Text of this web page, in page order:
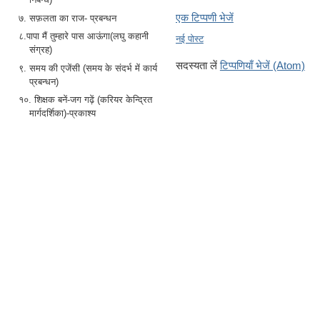
७. सफ़लता का राज- प्रबन्धन
८.पापा मैं तुम्हारे पास आऊंगा(लघु कहानी
संग्रह)
९. समय की एजेंसी (समय के संदर्भ में कार्य
प्रबन्धन)
१०. शिक्षक बनें-जग गढ़ें (करियर केन्द्रित
मार्गदर्शिका)-प्रकाश्य
एक टिप्पणी भेजें
नई पोस्ट
सदस्यता लेंटिप्पणियाँ भेजें (Atom)